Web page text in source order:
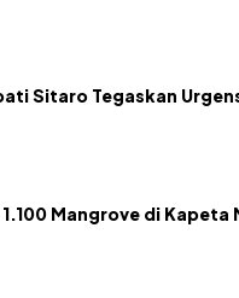
Sitaro Tegaskan
1.100 Mangrove di